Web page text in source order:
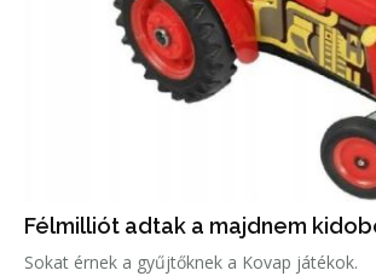
Félmilliót adtak a majdnem
Sokat érnek a gyűjtőknek a Kovap játékok.